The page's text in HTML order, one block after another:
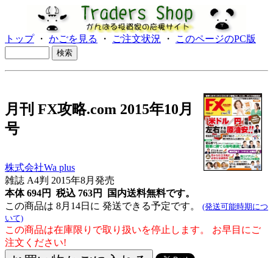
トップ・ かごを見る ・ ご注文状況 ・ このページのPC版
月刊 FX攻略.com 2015年10月
号
株式会社Wa plus
雑誌 A4判 2015年8月発売
本体 694円 税込 763円
国内送料無料です。
この商品は 8月14日に 発送できる予定です。 (発送可能時期につ
いて)
この商品は在庫限りで取り扱いを停止します。 お早目にご
注文ください!